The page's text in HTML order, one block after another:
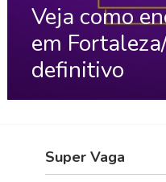
Veja como
em
definitivo
Super Vaga